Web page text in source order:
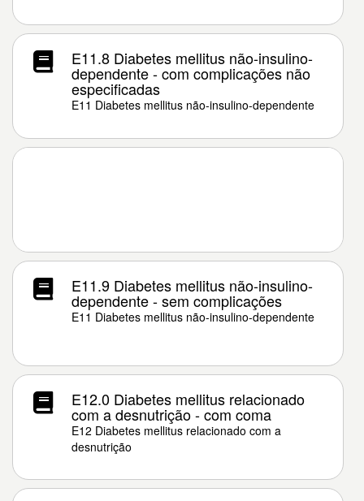
E11.8 Diabetes mellitus não-insulino-
dependente - com complicações não
especificadas
E11 Diabetes mellitus não-insulino-dependente
E11.9 Diabetes mellitus não-insulino-
dependente - sem complicações
E11 Diabetes mellitus não-insulino-dependente
E12.0 Diabetes mellitus relacionado
com a desnutrição - com coma
E12 Diabetes mellitus relacionado com a
desnutrição